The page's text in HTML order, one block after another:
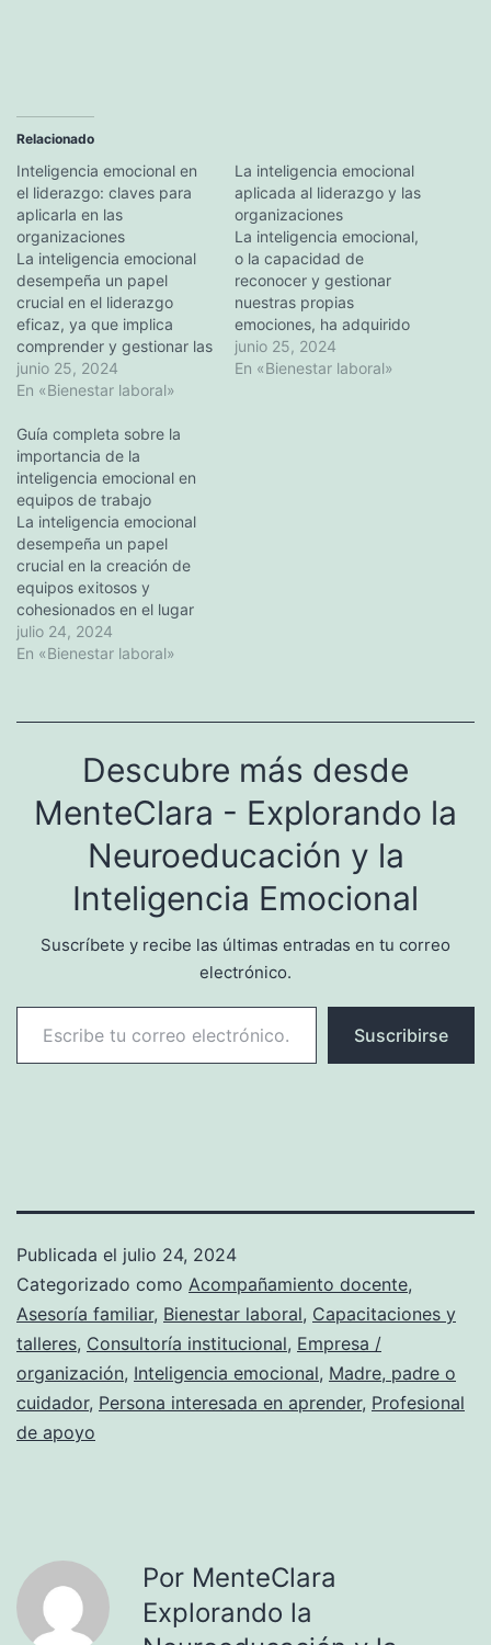
Relacionado
Inteligencia emocional en
el liderazgo: claves para
aplicarla en las
organizaciones
La inteligencia emocional
desempeña un papel
crucial en el liderazgo
eficaz, ya que implica
comprender y gestionar las
propias emociones, así
como las de los demás. En
inteligencia emocional
puede conducir a mejorar
las relaciones, la
colaboración y la
resolución de problemas,
contribuyendo en última…
junio 25, 2024
En «Bienestar laboral»
La inteligencia emocional
aplicada al liderazgo y las
organizaciones
La inteligencia emocional,
o la capacidad de
reconocer y gestionar
nuestras propias
emociones, ha adquirido
una importancia creciente
en el contexto del
junio 25, 2024
En «Bienestar laboral»
Guía completa sobre la
importancia de la
inteligencia emocional en
equipos de trabajo
La inteligencia emocional
desempeña un papel
crucial en la creación de
equipos exitosos y
cohesionados en el lugar
de trabajo. Esta completa
guía abarcará la definición
clave y aplicaciones
trabajo. También
profundizaremos en la
importancia de la
inteligencia emocional…
julio 24, 2024
En «Bienestar laboral»
Descubre más desde
MenteClara - Explorando la
Neuroeducación y la
Inteligencia Emocional
Suscríbete y recibe las últimas entradas en tu correo
electrónico.
Escribe tu correo electrónico…
Suscribirse
Publicada el julio 24, 2024
Categorizado como Acompañamiento docente,
Asesoría familiar, Bienestar laboral, Capacitaciones y
talleres, Consultoría institucional, Empresa /
organización, Inteligencia emocional, Madre, padre o
cuidador, Persona interesada en aprender, Profesional
de apoyo
Por MenteClara
Explorando la